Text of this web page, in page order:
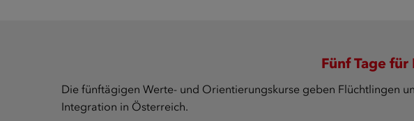
Fünf Tage
Die fünftägigen Werte- und Orientierungskurse geben Flüchtlingen
Integration in Österreich.